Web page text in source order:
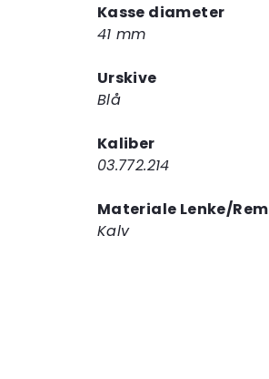
Kasse diameter
41 mm
Urskive
Blå
Kaliber
03.772.214
Materiale Lenke/Rem
Kalv